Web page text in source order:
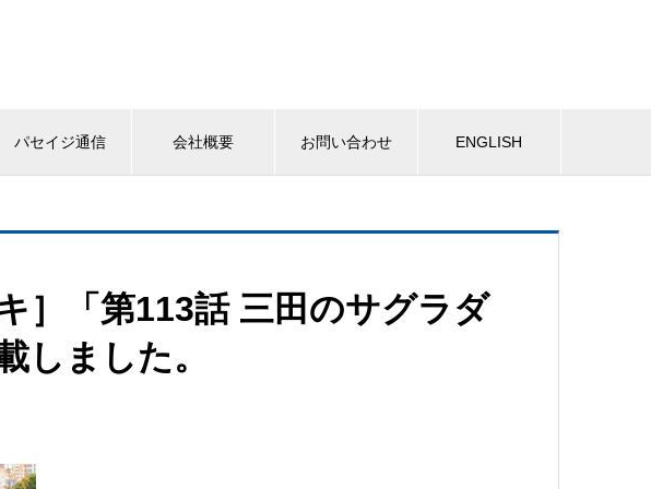
パセイジ通信 会社概要 お問い合わせ ENGLISH
］「第113話 三田のサグラダ
しました。